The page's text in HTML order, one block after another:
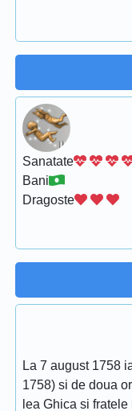
Sanatate
Bani
Dragoste
La 7 august 1758
1758) si de doua
lea Ghica si